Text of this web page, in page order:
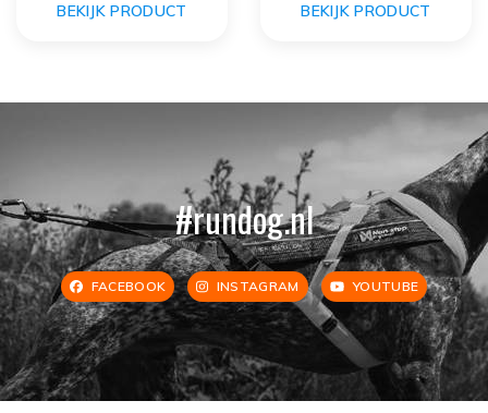
BEKIJK PRODUCT BEKIJK PRODUCT
#rundog.nl
FACEBOOK INSTAGRAM YOUTUBE